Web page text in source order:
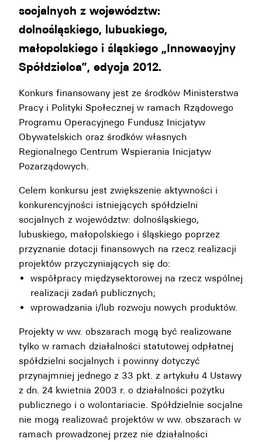
socjalnych z województw:
dolnośląskiego, lubuskiego,
małopolskiego i śląskiego „Innowacyjny
Spółdzielca”, edycja 2012.
Konkurs finansowany jest ze środków Ministerstwa
Pracy i Polityki Społecznej w ramach Rządowego
Programu Operacyjnego Fundusz Inicjatyw
Obywatelskich oraz środków własnych
Regionalnego Centrum Wspierania Inicjatyw
Pozarządowych.
Celem konkursu jest zwiększenie aktywności i
konkurencyjności istniejących spółdzielni
socjalnych z województw: dolnośląskiego,
lubuskiego, małopolskiego i śląskiego poprzez
przyznanie dotacji finansowych na rzecz realizacji
projektów przyczyniających się do:
współpracy międzysektorowej na rzecz wspólnej
realizacji zadań publicznych;
wprowadzania i/lub rozwoju nowych produktów.
Projekty w ww. obszarach mogą być realizowane
tylko w ramach działalności statutowej odpłatnej
spółdzielni socjalnych i powinny dotyczyć
przynajmniej jednego z 33 pkt. z artykułu 4 Ustawy
z dn. 24 kwietnia 2003 r. o działalności pożytku
publicznego i o wolontariacie. Spółdzielnie socjalne
nie mogą realizować projektów w ww. obszarach w
ramach prowadzonej przez nie działalności